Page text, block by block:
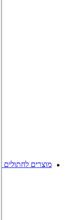
מוצרים לחתולים